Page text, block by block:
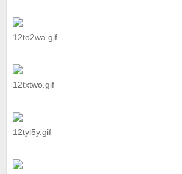
12to2wa.gif
12txtwo.gif
12tyl5y.gif